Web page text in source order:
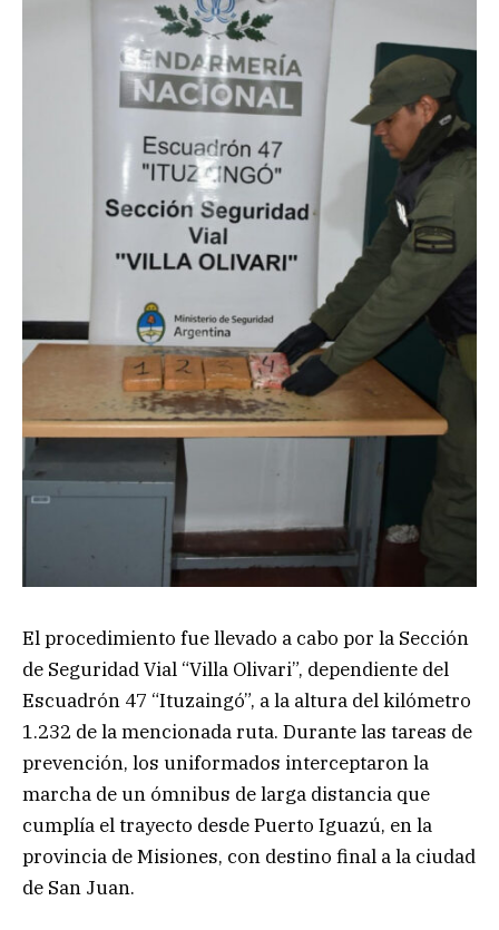
El procedimiento fue llevado a cabo por la Sección
de Seguridad Vial “Villa Olivari”, dependiente del
Escuadrón 47 “Ituzaingó”, a la altura del kilómetro
1.232 de la mencionada ruta. Durante las tareas de
prevención, los uniformados interceptaron la
marcha de un ómnibus de larga distancia que
cumplía el trayecto desde Puerto Iguazú, en la
provincia de Misiones, con destino final a la ciudad
de San Juan.